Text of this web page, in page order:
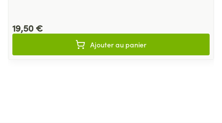
19,50 €
Ajouter au panier